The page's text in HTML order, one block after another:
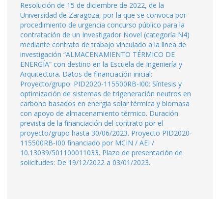
Resolución de 15 de diciembre de 2022, de la
Universidad de Zaragoza, por la que se convoca por
procedimiento de urgencia concurso público para la
contratación de un Investigador Novel (categoría N4)
mediante contrato de trabajo vinculado a la línea de
investigación “ALMACENAMIENTO TÉRMICO DE
ENERGÍA” con destino en la Escuela de Ingeniería y
Arquitectura. Datos de financiación inicial:
Proyecto/grupo: PID2020-115500RB-I00: Síntesis y
optimización de sistemas de trigeneración neutros en
carbono basados en energía solar térmica y biomasa
con apoyo de almacenamiento térmico. Duración
prevista de la financiación del contrato por el
proyecto/grupo hasta 30/06/2023. Proyecto PID2020-
115500RB-I00 financiado por MCIN / AEI /
10.13039/501100011033. Plazo de presentación de
solicitudes: De 19/12/2022 a 03/01/2023.